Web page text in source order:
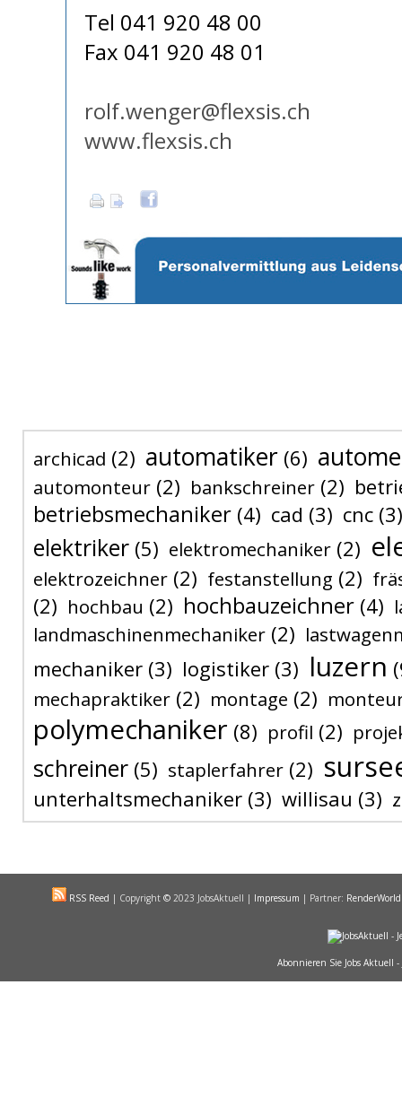
Tel 041 920 48 00
Fax 041 920 48 01
rolf.wenger@flexsis.ch
www.flexsis.ch
archicad (2) automatiker (6)
automonteur (2) bankschreiner (2)
betriebsmechaniker (4) cad (3) cnc (3)
elektriker (5) elektromechaniker (2)
elektrozeichner (2) festanstellung (2)
(2) hochbau (2) hochbauzeichner (4)
landmaschinenmechaniker (2)
mechaniker (3) logistiker (3) luzern
mechapraktiker (2) montage (2)
polymechaniker (8) profil (2)
schreiner (5) staplerfahrer (2)
unterhaltsmechaniker (3) willisau (3)
RSS Reed | Copyright © 2023 JobsAktuell | Impressum | Partner: RenderWorld
Abonnieren Sie Jobs Aktuell